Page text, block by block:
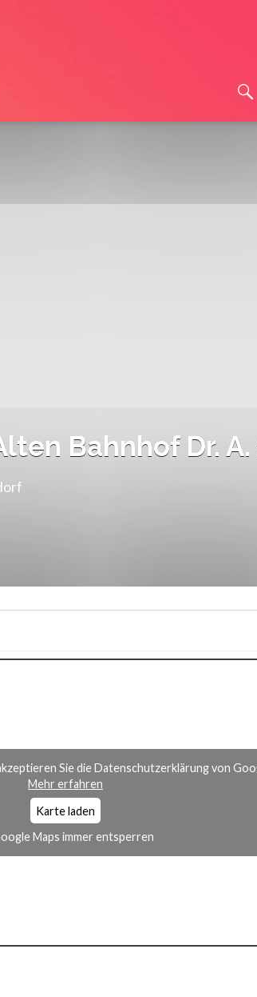
Bahnhof Dr.
Sie die Datenschutzerklärung von
Mehr erfahren
Karte laden
Maps immer entsperren